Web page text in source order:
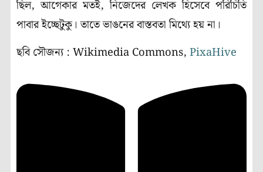
ছিল, আগেকার মতই, নিজেদের লেখক হিসেবে পরিচিতি
পাবার ইচ্ছেটুকু। তাতে ভাঙনের বাস্তবতা মিথ্যে হয় না।
ছবি সৌজন্য : Wikimedia Commons, PixaHive